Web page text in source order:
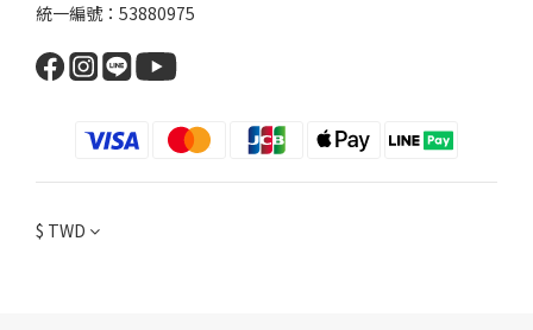
統一編號：53880975
$ TWD